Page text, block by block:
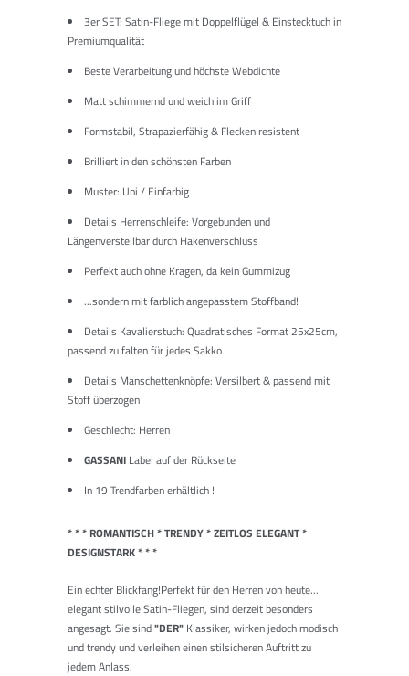
3er SET: Satin-Fliege mit Doppelflügel & Einstecktuch in
Premiumqualität
Beste Verarbeitung und höchste Webdichte
Matt schimmernd und weich im Griff
Formstabil, Strapazierfähig & Flecken resistent
Brilliert in den schönsten Farben
Muster: Uni / Einfarbig
Details Herrenschleife: Vorgebunden und
Längenverstellbar durch Hakenverschluss
Perfekt auch ohne Kragen, da kein Gummizug
...sondern mit farblich angepasstem Stoffband!
Details Kavalierstuch: Quadratisches Format 25x25cm,
passend zu falten für jedes Sakko
Details Manschettenknöpfe: Versilbert & passend mit
Stoff überzogen
Geschlecht: Herren
GASSANI Label auf der Rückseite
In 19 Trendfarben erhältlich !
* * * ROMANTISCH * TRENDY * ZEITLOS ELEGANT *
DESIGNSTARK * * *
Ein echter Blickfang!Perfekt für den Herren von heute...
elegant stilvolle Satin-Fliegen, sind derzeit besonders
angesagt. Sie sind"DER" Klassiker, wirken jedoch modisch
und trendy und verleihen einen stilsicheren Auftritt zu
jedem Anlass.